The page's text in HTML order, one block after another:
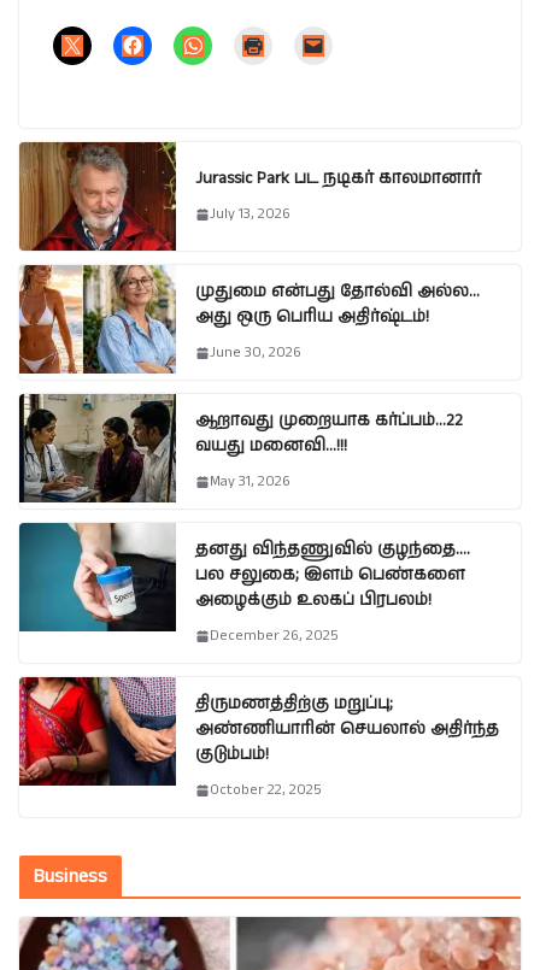
Jurassic Park பட நடிகர் காலமானார்
July 13, 2026
முதுமை என்பது தோல்வி அல்ல…
அது ஒரு பெரிய அதிர்ஷ்டம்!
June 30, 2026
ஆறாவது முறையாக கர்ப்பம்…22
வயது மனைவி…!!!
May 31, 2026
தனது விந்தணுவில் குழந்தை….
பல சலுகை; இளம் பெண்களை
அழைக்கும் உலகப் பிரபலம்!
December 26, 2025
திருமணத்திற்கு மறுப்பு;
அண்ணியாரின் செயலால் அதிர்ந்த
குடும்பம்!
October 22, 2025
Business